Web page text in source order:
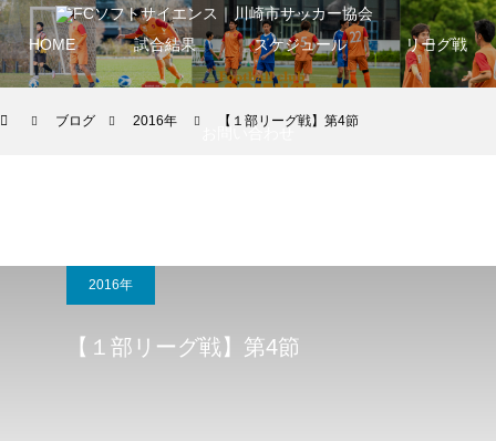
HOME 試合結果 スケジュール リーグ戦
お問い合わせ
ブログ 2016年 【１部リーグ戦】第4節
2016年
【１部リーグ戦】第4節